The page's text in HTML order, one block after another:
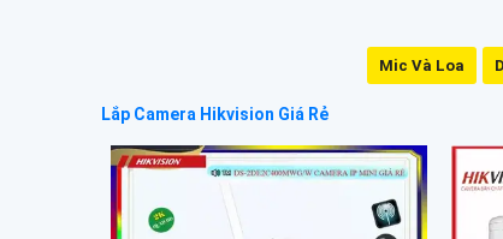
Mic Và Loa
Lắp Camera Hikvision Giá Rẻ